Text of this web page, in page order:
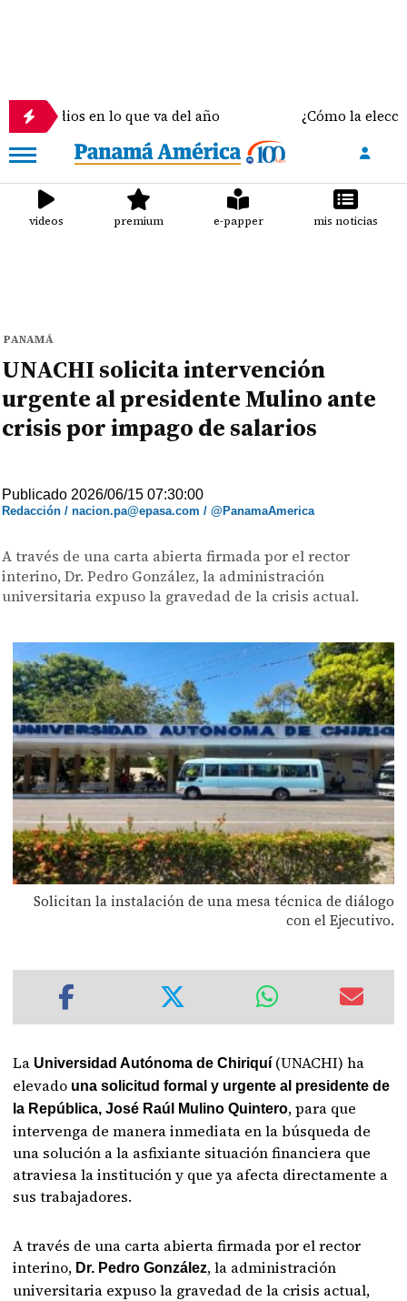
en lo que va del año ¿Cómo la elección del
videos premium e-papper mis noticias
PANAMÁ
UNACHI solicita intervención
urgente al presidente Mulino ante
crisis por impago de salarios
Publicado 2026/06/15 07:30:00
Redacción / nacion.pa@epasa.com / @PanamaAmerica
A través de una carta abierta firmada por el rector
interino, Dr. Pedro González, la administración
universitaria expuso la gravedad de la crisis actual.
Solicitan la instalación de una mesa técnica de diálogo
con el Ejecutivo.
La Universidad Autónoma de Chiriquí (UNACHI) ha
elevado una solicitud formal y urgente al presidente de
la República, José Raúl Mulino Quintero, para que
intervenga de manera inmediata en la búsqueda de
una solución a la asfixiante situación financiera que
atraviesa la institución y que ya afecta directamente a
sus trabajadores.
A través de una carta abierta firmada por el rector
interino, Dr. Pedro González, la administración
universitaria expuso la gravedad de la crisis actual,